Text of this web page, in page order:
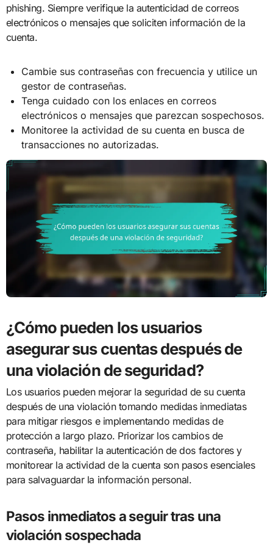
phishing. Siempre verifique la autenticidad de correos
electrónicos o mensajes que soliciten información de la
cuenta.
Cambie sus contraseñas con frecuencia y utilice un
gestor de contraseñas.
Tenga cuidado con los enlaces en correos
electrónicos o mensajes que parezcan sospechosos.
Monitoree la actividad de su cuenta en busca de
transacciones no autorizadas.
¿Cómo pueden los usuarios
asegurar sus cuentas después de
una violación de seguridad?
Los usuarios pueden mejorar la seguridad de su cuenta
después de una violación tomando medidas inmediatas
para mitigar riesgos e implementando medidas de
protección a largo plazo. Priorizar los cambios de
contraseña, habilitar la autenticación de dos factores y
monitorear la actividad de la cuenta son pasos esenciales
para salvaguardar la información personal.
Pasos inmediatos a seguir tras una
violación sospechada